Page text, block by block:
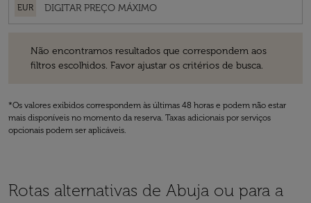
EUR
Não encontramos resultados que correspondem aos
filtros escolhidos. Favor ajustar os critérios de busca.
*Os valores exibidos correspondem às últimas 48 horas e podem não estar
mais disponíveis no momento da reserva. Taxas adicionais por serviços
opcionais podem ser aplicáveis.
Rotas alternativas de Abuja ou para a